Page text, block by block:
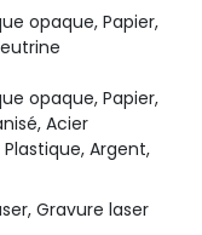
opaque, Papier,
opaque, Papier,
Acier
Argent,
Gravure laser